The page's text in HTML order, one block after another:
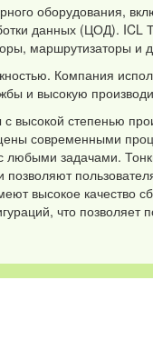
оборудования,
данных (ЦОД). ICL
маршрутизаторы и
Компания
и высокую
высокой степенью
современными
любыми задачами.
высокое качество
что позволяет